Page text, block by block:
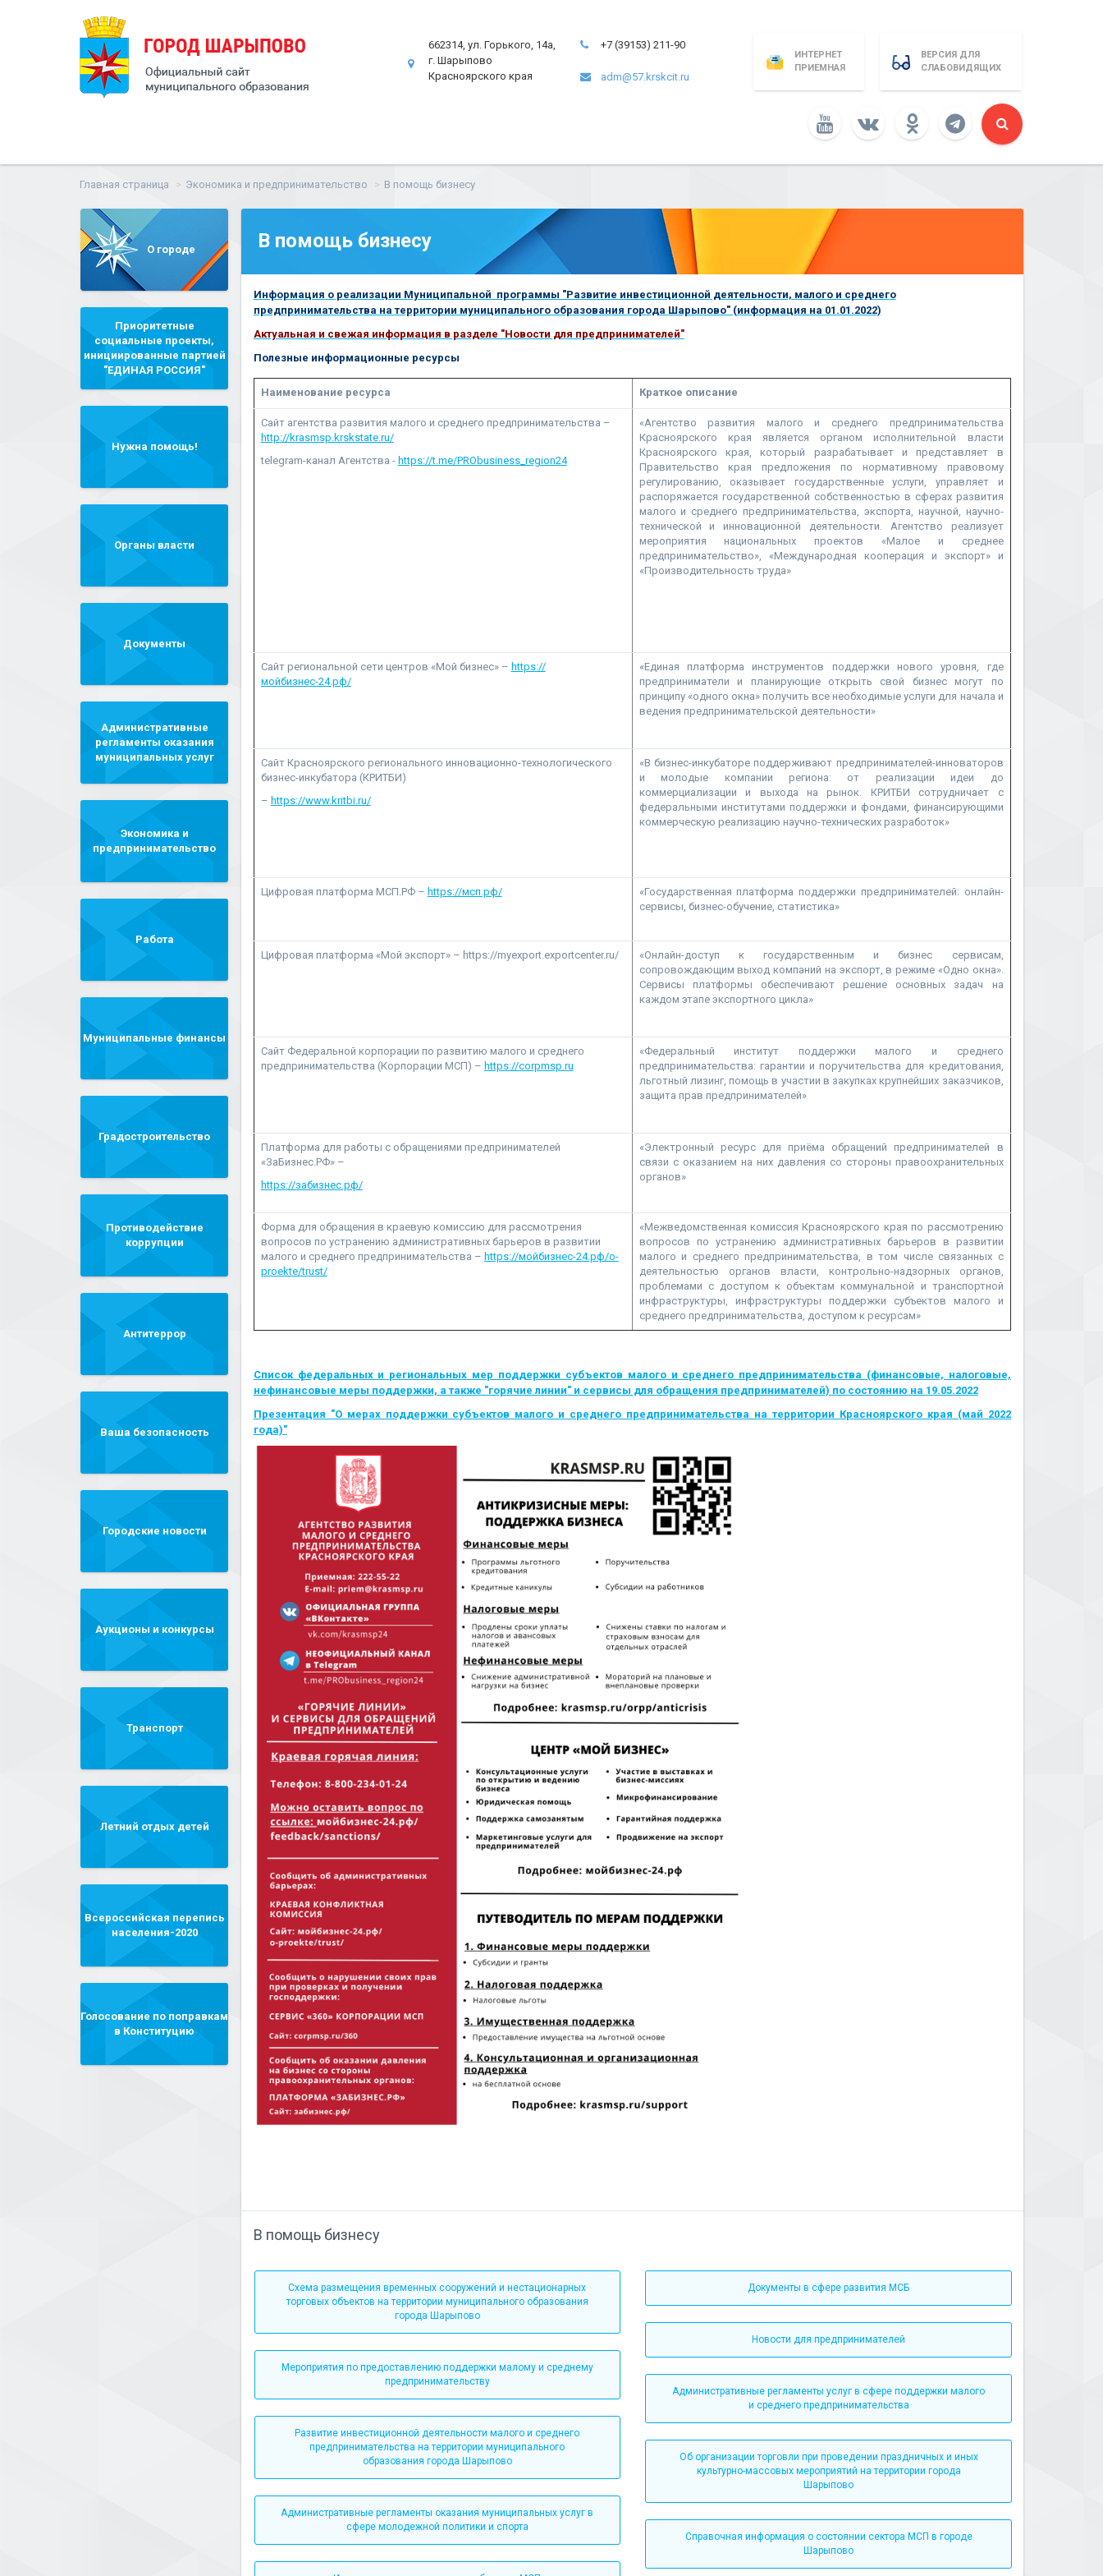
662314, ул. Горького, 14а,
г. Шарыпово
Красноярского края
+7 (39153) 211-90
adm@57.krskcit.ru
ИНТЕРНЕТ
ПРИЕМНАЯ
ВЕРСИЯ ДЛЯ
СЛАБОВИДЯЩИХ
Главная страница Экономика и предпринимательство В помощь бизнесу
О городе
Приоритетные
социальные проекты,
инициированные партией
"ЕДИНАЯ РОССИЯ"
Нужна помощь!
Органы власти
Документы
Административные
регламенты оказания
муниципальных услуг
Экономика и
предпринимательство
Работа
Муниципальные финансы
Градостроительство
Противодействие
коррупции
Антитеррор
Ваша безопасность
Городские новости
Аукционы и конкурсы
Транспорт
Летний отдых детей
Всероссийская перепись
населения-2020
Голосование по поправкам
в Конституцию
В помощь бизнесу
Информация о реализации Муниципальной программы "Развитие инвестиционной деятельности, малого и среднего
предпринимательства на территории муниципального образования города Шарыпово" (информация на 01.01.2022)
Актуальная и свежая информация в разделе "Новости для предпринимателей"
Полезные информационные ресурсы
Наименование ресурса Краткое описание
Сайт агентства развития малого и среднего предпринимательства –
http://krasmsp.krskstate.ru/
telegram-канал Агентства - https://t.me/PRObusiness_region24
«Агентство развития малого и среднего предпринимательства
Красноярского края является органом исполнительной власти
Красноярского края, который разрабатывает и представляет в
Правительство края предложения по нормативному правовому
регулированию, оказывает государственные услуги, управляет и
распоряжается государственной собственностью в сферах развития
малого и среднего предпринимательства, экспорта, научной, научно-
технической и инновационной деятельности. Агентство реализует
мероприятия национальных проектов «Малое и среднее
предпринимательство», «Международная кооперация и экспорт» и
«Производительность труда»
Сайт региональной сети центров «Мой бизнес» – https://
мойбизнес-24.рф/
«Единая платформа инструментов поддержки нового уровня, где
предприниматели и планирующие открыть свой бизнес могут по
принципу «одного окна» получить все необходимые услуги для начала и
ведения предпринимательской деятельности»
Сайт Красноярского регионального инновационно-технологического
бизнес-инкубатора (КРИТБИ)
– https://www.kritbi.ru/
«В бизнес-инкубаторе поддерживают предпринимателей-инноваторов
и молодые компании региона: от реализации идеи до
коммерциализации и выхода на рынок. КРИТБИ сотрудничает с
федеральными институтами поддержки и фондами, финансирующими
коммерческую реализацию научно-технических разработок»
Цифровая платформа МСП.РФ – https://мсп.рф/
«Государственная платформа поддержки предпринимателей: онлайн-
сервисы, бизнес-обучение, статистика»
Цифровая платформа «Мой экспорт» – https://myexport.exportcenter.ru/
«Онлайн-доступ к государственным и бизнес сервисам,
сопровождающим выход компаний на экспорт, в режиме «Одно окна».
Сервисы платформы обеспечивают решение основных задач на
каждом этапе экспортного цикла»
Сайт Федеральной корпорации по развитию малого и среднего
предпринимательства (Корпорации МСП) – https://corpmsp.ru
«Федеральный институт поддержки малого и среднего
предпринимательства: гарантии и поручительства для кредитования,
льготный лизинг, помощь в участии в закупках крупнейших заказчиков,
защита прав предпринимателей»
Платформа для работы с обращениями предпринимателей
«ЗаБизнес.РФ» –
https://забизнес.рф/
«Электронный ресурс для приёма обращений предпринимателей в
связи с оказанием на них давления со стороны правоохранительных
органов»
Форма для обращения в краевую комиссию для рассмотрения
вопросов по устранению административных барьеров в развитии
малого и среднего предпринимательства – https://мойбизнес-24.рф/o-
proekte/trust/
«Межведомственная комиссия Красноярского края по рассмотрению
вопросов по устранению административных барьеров в развитии
малого и среднего предпринимательства, в том числе связанных с
деятельностью органов власти, контрольно-надзорных органов,
проблемами с доступом к объектам коммунальной и транспортной
инфраструктуры, инфраструктуры поддержки субъектов малого и
среднего предпринимательства, доступом к ресурсам»
Список федеральных и региональных мер поддержки субъектов малого и среднего предпринимательства (финансовые, налоговые,
нефинансовые меры поддержки, а также "горячие линии" и сервисы для обращения предпринимателей) по состоянию на 19.05.2022
Презентация "О мерах поддержки субъектов малого и среднего предпринимательства на территории Красноярского края (май 2022
года)"
В помощь бизнесу
Схема размещения временных сооружений и нестационарных
торговых объектов на территории муниципального образования
города Шарыпово
Мероприятия по предоставлению поддержки малому и среднему
предпринимательству
Развитие инвестиционной деятельности малого и среднего
предпринимательства на территории муниципального
образования города Шарыпово
Административные регламенты оказания муниципальных услуг в
сфере молодежной политики и спорта
Документы в сфере развития МСБ
Новости для предпринимателей
Административные регламенты услуг в сфере поддержки малого
и среднего предпринимательства
Об организации торговли при проведении праздничных и иных
культурно-массовых мероприятий на территории города
Шарыпово
Справочная информация о состоянии сектора МСП в городе
Шарыпово